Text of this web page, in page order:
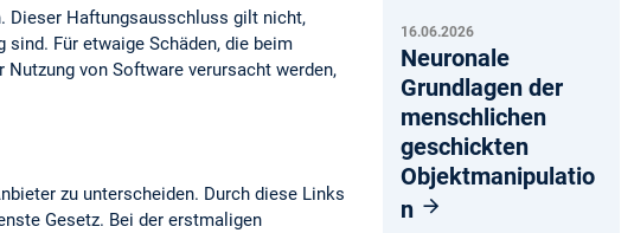
Dieser Haftungsausschluss gilt nicht,
Für etwaige Schäden, die beim
von Software verursacht werden,
zu unterscheiden. Durch diese Links
Gesetz. Bei der erstmaligen
16.06.2026
Neuronale
Grundlagen der
menschlichen
geschickten
Objektmanipulatio
n